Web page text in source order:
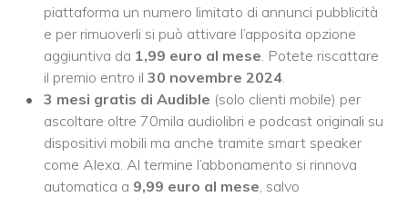
piattaforma un numero limitato di annunci pubblicità
e per rimuoverli si può attivare l’apposita opzione
aggiuntiva da 1,99 euro al mese . Potete riscattare
il premio entro il 30 novembre 2024
3 mesi gratis di Audible (solo clienti mobile) per
ascoltare oltre 70mila audiolibri e podcast originali su
dispositivi mobili ma anche tramite smart speaker
come Alexa. Al termine l’abbonamento si rinnova
automatica a 9,99 euro al mese , salvo